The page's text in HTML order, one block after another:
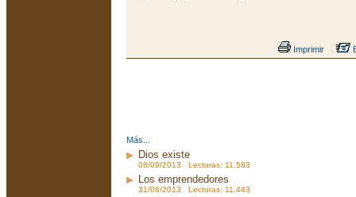
Imprimir
Más...
Dios existe
08/09/2013 Lecturas: 11.583
Los emprendedores
31/08/2013 Lecturas: 11.443